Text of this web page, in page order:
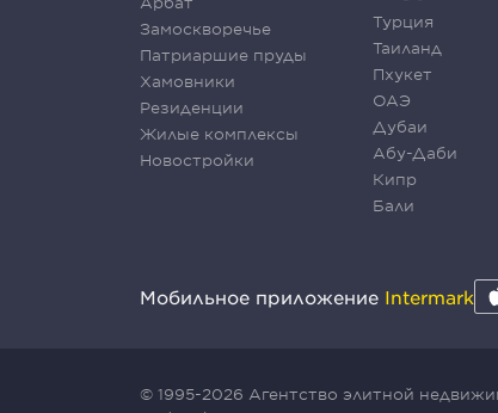
Замоскворечье
Патриаршие пруды
Хамовники
Резиденции
Жилые комплексы
Новостройки
Турция
Таиланд
Пхукет
ОАЭ
Дубаи
Абу-Даби
Кипр
Бали
Мобильное приложение Intermark
© 1995-2026 Агентство элитной